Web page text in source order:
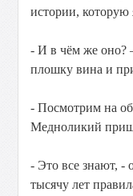
истории, которую
- И в чём же оно?
плошку вина и
- Посмотрим на
Медноликий
- Это все знают, -
тысячу лет